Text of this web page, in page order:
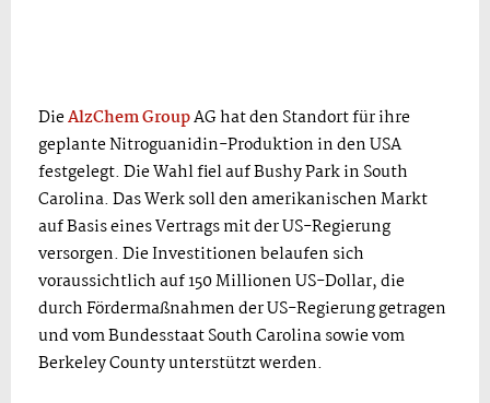
DieAlzChem GroupAG hat den Standort für ihre
geplante Nitroguanidin-Produktion in den USA
festgelegt. Die Wahl fiel auf Bushy Park in South
Carolina. Das Werk soll den amerikanischen Markt
auf Basis eines Vertrags mit der US-Regierung
versorgen. Die Investitionen belaufen sich
voraussichtlich auf 150 Millionen US-Dollar, die
durch Fördermaßnahmen der US-Regierung getragen
und vom Bundesstaat South Carolina sowie vom
Berkeley County unterstützt werden.